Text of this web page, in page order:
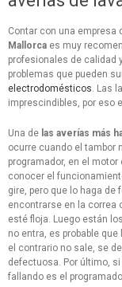
Contar con una empresa
Mallorca es muy
profesionales de calidad
problemas que pueden
electrodomésticos. Las
imprescindibles, por eso
Una de las averías más
ocurre cuando el tambor
programador, en el
conocer el
gire, pero que lo haga de
encontrarse en la correa
esté floja. Luego están
no entra, es probable que
el contrario no sale, se
defectuosa. Por último,
fallando es el